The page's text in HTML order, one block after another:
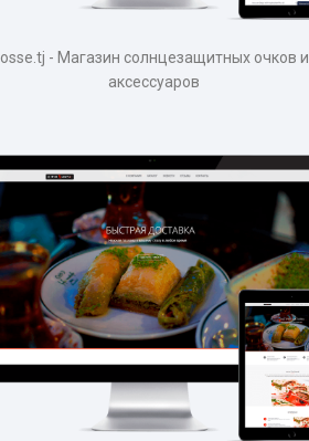
osse.tj - Магазин солнцезащитных очков и
аксессуаров